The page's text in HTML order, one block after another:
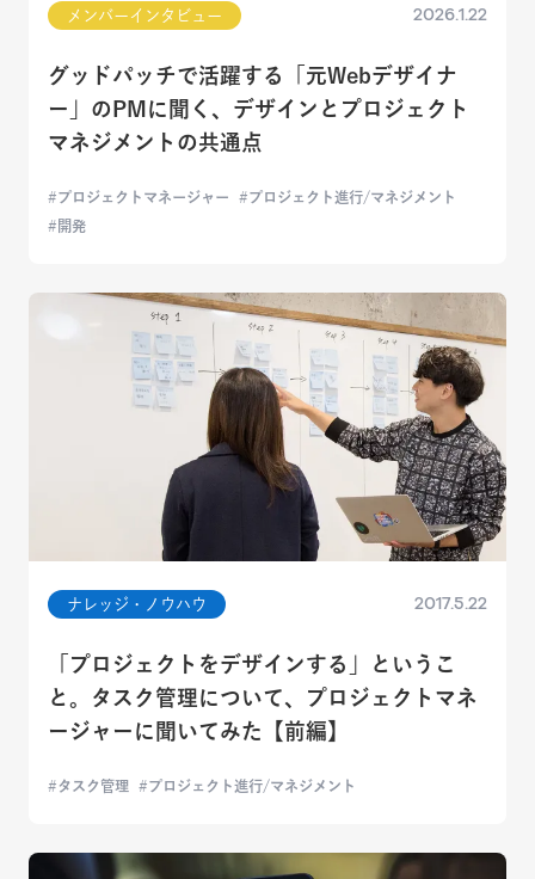
メンバーインタビュー 2026.1.22
グッドパッチで活躍する「元Webデザイナ
ー」のPMに聞く、デザインとプロジェクト
マネジメントの共通点
プロジェクトマネージャー
プロジェクト進行/マネジメント
開発
ナレッジ・ノウハウ 2017.5.22
「プロジェクトをデザインする」というこ
と。タスク管理について、プロジェクトマネ
ージャーに聞いてみた【前編】
タスク管理 プロジェクト進行/マネジメント